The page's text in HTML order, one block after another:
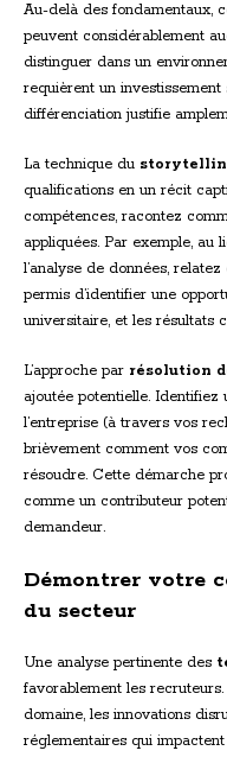
Au-delà des fondamentaux,
peuvent considérablement
distinguer dans un
requièrent un
différenciation justifie
La technique du
qualifications en un récit
compétences, racontez
appliquées. Par exemple, au
l’analyse de données,
permis d’identifier une
universitaire, et les résultats
L’approche par résolution
ajoutée potentielle.
l’entreprise (à travers vos
brièvement comment vos
résoudre. Cette démarche
comme un contributeur
demandeur.
Démontrer votre
du secteur
Une analyse pertinente des
favorablement les
domaine, les innovations
réglementaires qui impactent